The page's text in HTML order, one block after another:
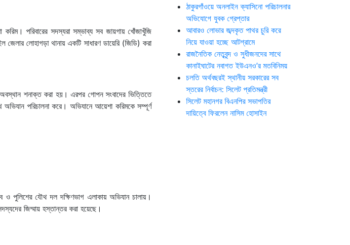
পরিবারের সদস্যরা সম্ভাব্য সব জায়গায় খোঁজাখুঁজি
জেলার লোহাগড়া থানায় একটি সাধারণ ডায়েরি (জিডি) করা
শনাক্ত করা হয়। এরপর গোপন সংবাদের ভিত্তিতে
অভিযান পরিচালনা করে। অভিযানে আয়েশা করিমকে সম্পূর্ণ
ও পুলিশের যৌথ দল দক্ষিণভাগ এলাকায় অভিযান চালায়।
জিম্মায় হস্তান্তর করা হয়েছে।
ঠাকুরগাঁওয়ে অনলাইন ক্যাসিনো পরিচালনার
অভিযোগে যুবক গ্রেপ্তার
আবারও লোভার জব্দকৃত পাথর চুরি করে
নিয়ে যাওয়া হচ্ছে আটগ্রামে
রাজনৈতিক নেতৃবৃন্দ ও সুধীজনদের সাথে
কানাইঘাটের নবাগত ইউএনও’র মতবিনিময়
চলতি অর্থবছরই স্থানীয় সরকারের সব
স্তরের নির্বাচন: সিলেট প্রতিমন্ত্রী
সিলেট মহানগর বিএনপির সভাপতির
দায়িত্বে ফিরলেন নাসিম হোসাইন